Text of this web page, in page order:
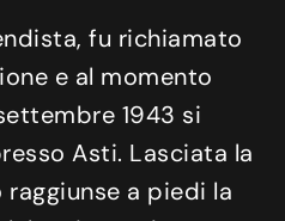
fu richiamato
e al momento
1943 si
Asti. Lasciata la
a piedi la